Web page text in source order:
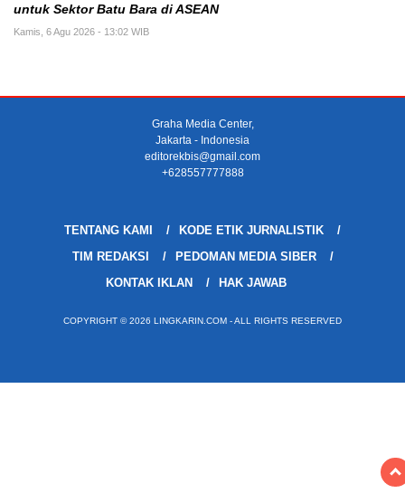
untuk Sektor Batu Bara di ASEAN
Kamis, 6 Agu 2026 - 13:02 WIB
Graha Media Center,
Jakarta - Indonesia
editorekbis@gmail.com
+628557777888
TENTANG KAMI
KODE ETIK JURNALISTIK
TIM REDAKSI
PEDOMAN MEDIA SIBER
KONTAK IKLAN
HAK JAWAB
COPYRIGHT © 2026 LINGKARIN.COM - ALL RIGHTS RESERVED